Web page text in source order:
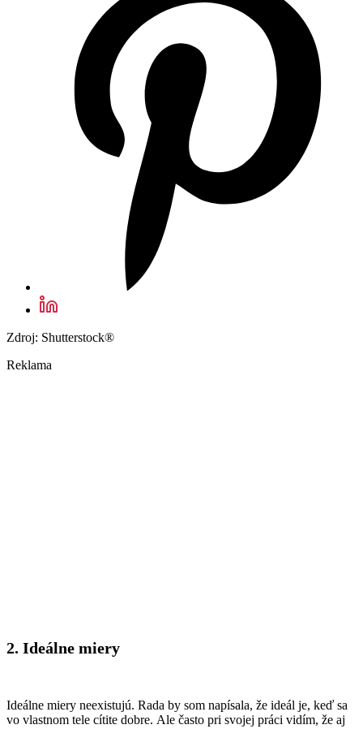
Zdroj: Shutterstock®
Reklama
2. Ideálne miery
Ideálne miery neexistujú. Rada by som napísala, že ideál je, keď sa
vo vlastnom tele cítite dobre. Ale často pri svojej práci vidím, že aj